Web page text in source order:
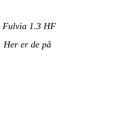
Fulvia 1.3 HF
Her er de på